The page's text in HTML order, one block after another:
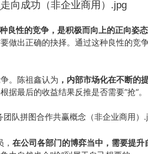
良性的竞争，是积极而向上的正向姿态
做出正确的抉择。通过这种良性的竞
。陈祖鑫认为 ，内部市场化在不断的
据最后的收益结果反推是否需要”抢“。
在公司各部门的博弈当中，需要提升